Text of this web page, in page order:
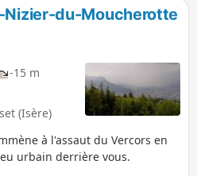
Nizier-du-Moucherotte
-15 m
(Isère)
à l'assaut du Vercors en
urbain derrière vous.